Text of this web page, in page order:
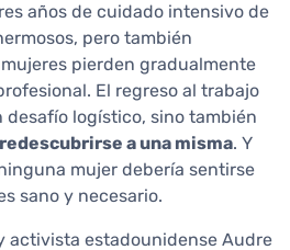
años de cuidado intensivo de
pero también
pierden gradualmente
El regreso al trabajo
desafío logístico, sino también
redescubrirse a una misma. Y
mujer debería sentirse
sano y necesario.
activista estadounidense Audre